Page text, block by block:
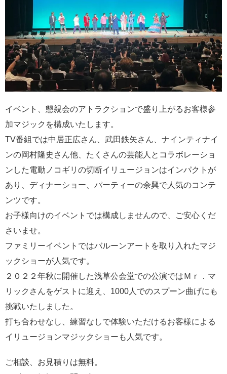
イベント、懇親会のアトラクションで盛り上がるお客様参
加マジックを構成いたします。
TV番組では中居正広さん、武田鉄矢さん、ナインティナイ
ンの岡村隆史さん他、たくさんの芸能人とコラボレーショ
ンした電動ノコギリの切断イリュージョンはインパクトが
あり、ディナーショー、パーティーの余興で人気のコンテ
ンツです。
お子様向けのイベントでは構成しませんので、ご安心くだ
さいませ。
ファミリーイベントではバルーンアートを取り入れたマジ
ックショーが人気です。
２０２２年秋に開催した浅草公会堂での公演ではＭｒ．マ
リックさんをゲストに迎え、1000人でのスプーン曲げにも
挑戦いたしました。
打ち合わせなし、練習なしで体験いただけるお客様による
イリュージョンマジックショーも人気です。
ご相談、お見積りは無料。